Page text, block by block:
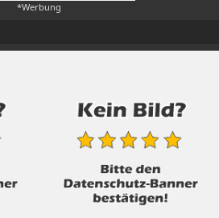
*Werbung